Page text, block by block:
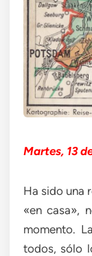
Martes, 13
Ha sido una
«en casa»,
momento.
todos, sólo